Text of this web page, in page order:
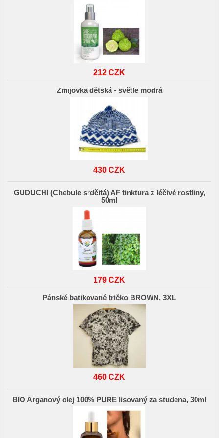
212 CZK
Zmijovka dětská - světle modrá
430 CZK
GUDUCHI (Chebule srdčitá) AF tinktura z léčivé rostliny,
50ml
179 CZK
Pánské batikované tričko BROWN, 3XL
460 CZK
BIO Arganový olej 100% PURE lisovaný za studena, 30ml